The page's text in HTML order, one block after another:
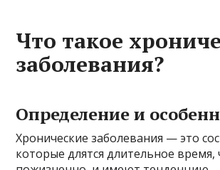
Что такое
заболевания?
Определение и
Хронические заболевания — это
которые длятся длительное время,